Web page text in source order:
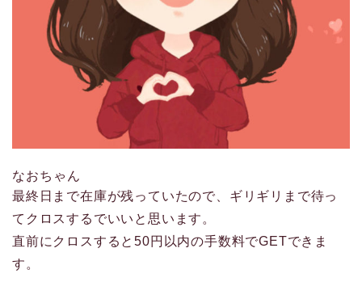
なおちゃん
最終日まで在庫が残っていたので、ギリギリまで待っ
てクロスするでいいと思います。
直前にクロスすると50円以内の手数料でGETできま
す。